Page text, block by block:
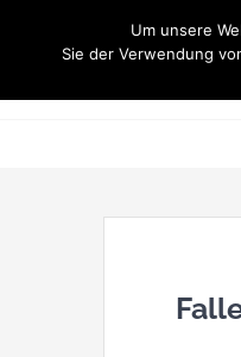
Um unsere
Sie der Verwendung